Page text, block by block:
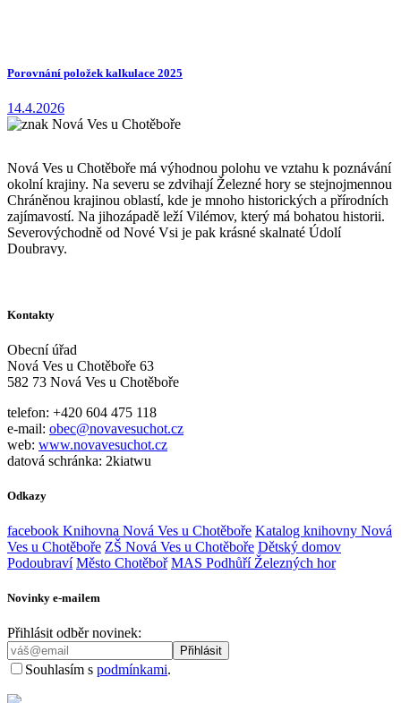
Porovnání položek kalkulace 2025
14.4.2026
Nová Ves u Chotěboře má výhodnou polohu ve vztahu k poznávání
okolní krajiny. Na severu se zdvihají Železné hory se stejnojmennou
Chráněnou krajinou oblastí, kde je mnoho historických a přírodních
zajímavostí. Na jihozápadě leží Vilémov, který má bohatou historii.
Severovýchodně od Nové Vsi je pak krásné skalnaté Údolí
Doubravy.
Kontakty
Obecní úřad
Nová Ves u Chotěboře 63
582 73 Nová Ves u Chotěboře
telefon: +420 604 475 118
e-mail: obec@novavesuchot.cz
web: www.novavesuchot.cz
datová schránka: 2kiatwu
Odkazy
facebook Knihovna Nová Ves u Chotěboře Katalog knihovny Nová
Ves u Chotěboře ZŠ Nová Ves u Chotěboře Dětský domov
Podoubraví Město Chotěboř MAS Podhůří Železných hor
Novinky e-mailem
Přihlásit odběr novinek:
Souhlasím s podmínkami.